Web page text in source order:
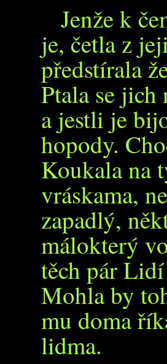
Jenže k
je, četla z
předstírala
Ptala se
a jestli je
hopody.
Koukala na
vráskama,
zapadlý,
málokterý
těch pár
Mohla by
mu doma
lidma.